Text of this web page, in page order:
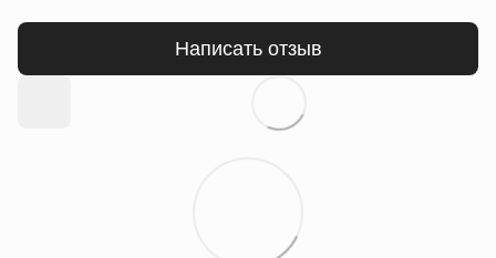
Написать отзыв